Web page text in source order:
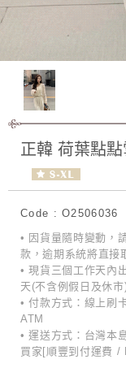
正韓 荷葉點
Code : O2506036
• 因貨量隨時變動，
款，逾期系統將直接
• 現貨三個工作天內
天(不含例假日及休市
• 付款方式：線上刷
ATM
• 運送方式：台灣本
買家[順豐到付運費 /